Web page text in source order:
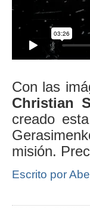
Con las
Christian
creado
misión.
Escrito por